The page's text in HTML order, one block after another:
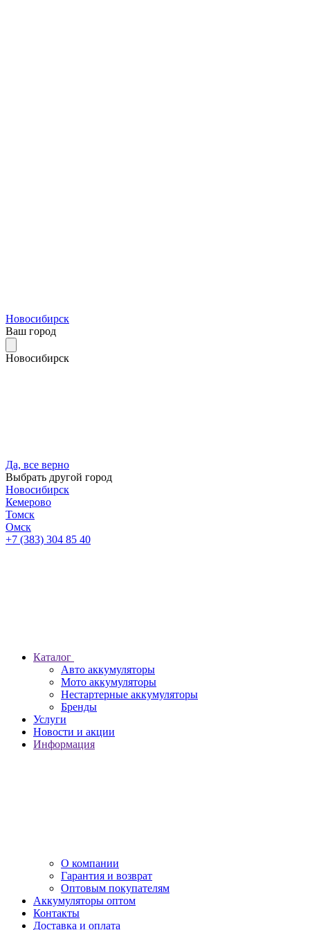
Новосибирск
Ваш город
Новосибирск
Да, все верно
Выбрать другой город
Новосибирск
Кемерово
Томск
Омск
+7 (383) 304 85 40
Каталог
Авто аккумуляторы
Мото аккумуляторы
Нестартерные аккумуляторы
Бренды
Услуги
Новости и акции
Информация
О компании
Гарантия и возврат
Оптовым покупателям
Аккумуляторы оптом
Контакты
Доставка и оплата